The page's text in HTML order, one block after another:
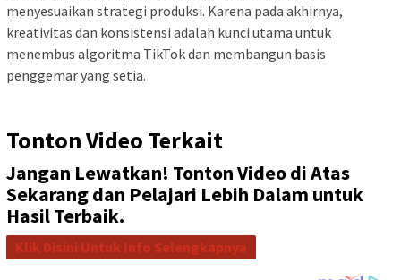
menyesuaikan strategi produksi. Karena pada akhirnya,
kreativitas dan konsistensi adalah kunci utama untuk
menembus algoritma TikTok dan membangun basis
penggemar yang setia.
Tonton Video Terkait
Jangan Lewatkan! Tonton Video di Atas
Sekarang dan Pelajari Lebih Dalam untuk
Hasil Terbaik.
Klik Disini Untuk Info Selengkapnya